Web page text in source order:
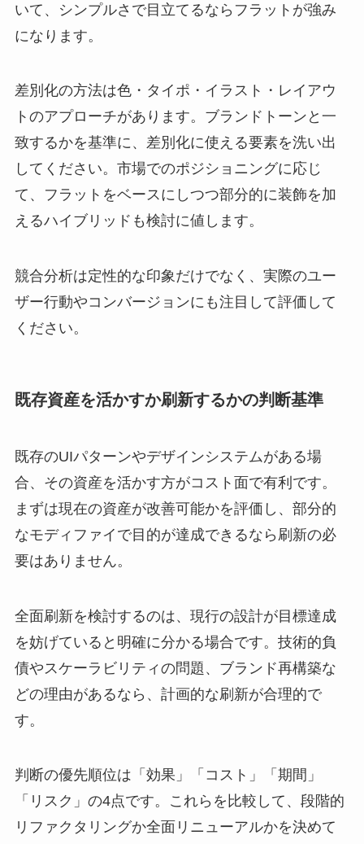
いて、シンプルさで目立てるならフラットが強み
になります。
差別化の方法は色・タイポ・イラスト・レイアウ
トのアプローチがあります。ブランドトーンと一
致するかを基準に、差別化に使える要素を洗い出
してください。市場でのポジショニングに応じ
て、フラットをベースにしつつ部分的に装飾を加
えるハイブリッドも検討に値します。
競合分析は定性的な印象だけでなく、実際のユー
ザー行動やコンバージョンにも注目して評価して
ください。
既存資産を活かすか刷新するかの判断基準
既存のUIパターンやデザインシステムがある場
合、その資産を活かす方がコスト面で有利です。
まずは現在の資産が改善可能かを評価し、部分的
なモディファイで目的が達成できるなら刷新の必
要はありません。
全面刷新を検討するのは、現行の設計が目標達成
を妨げていると明確に分かる場合です。技術的負
債やスケーラビリティの問題、ブランド再構築な
どの理由があるなら、計画的な刷新が合理的で
す。
判断の優先順位は「効果」「コスト」「期間」
「リスク」の4点です。これらを比較して、段階的
リファクタリングか全面リニューアルかを決めて